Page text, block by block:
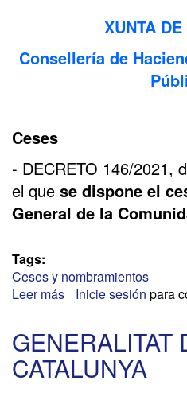
XUNTA
Consellería de
Ceses
- DECRETO 146/2021,
el que se dispone el
General de la
Tags:
Ceses y nombramientos
Leer más sobre
LA
XUNTA
DE
Inicie sesión para
GENERALITAT
CATALUNYA